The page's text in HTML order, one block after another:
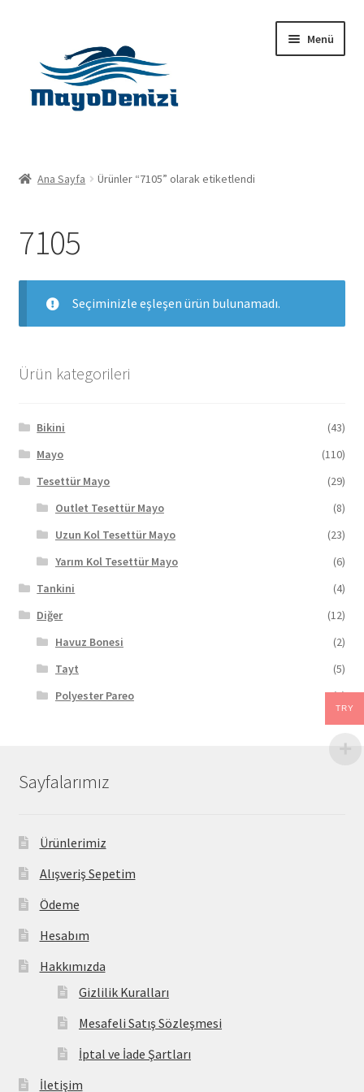
Menü
Hakkımızda
İletişim
Ana Sayfa Ürünler “7105” olarak etiketlendi
7105
Seçiminizle eşleşen ürün bulunamadı.
Ürün kategorileri
Bikini
(43)
Mayo
(110)
Tesettür Mayo
(29)
Outlet Tesettür Mayo
(8)
Uzun Kol Tesettür Mayo
(23)
Yarım Kol Tesettür Mayo
(6)
Tankini
(4)
Diğer
(12)
Havuz Bonesi
(2)
Tayt
(5)
Polyester Pareo
(5)
Sayfalarımız
Ürünlerimiz
Alışveriş Sepetim
Ödeme
Hesabım
Hakkımızda
Gizlilik Kuralları
Mesafeli Satış Sözleşmesi
İptal ve İade Şartları
İletişim
TRY